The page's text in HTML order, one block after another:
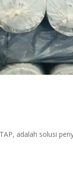
adalah solusi